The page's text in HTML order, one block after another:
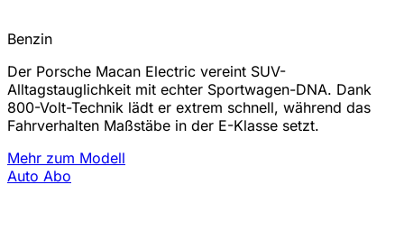
Benzin
Der Porsche Macan Electric vereint SUV-
Alltagstauglichkeit mit echter Sportwagen-DNA. Dank
800-Volt-Technik lädt er extrem schnell, während das
Fahrverhalten Maßstäbe in der E-Klasse setzt.
Mehr zum Modell
Auto Abo